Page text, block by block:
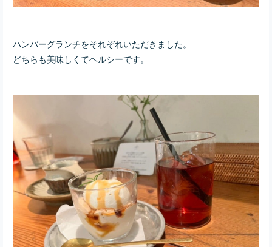
ハンバーグランチをそれぞれいただきました。
どちらも美味しくてヘルシーです。